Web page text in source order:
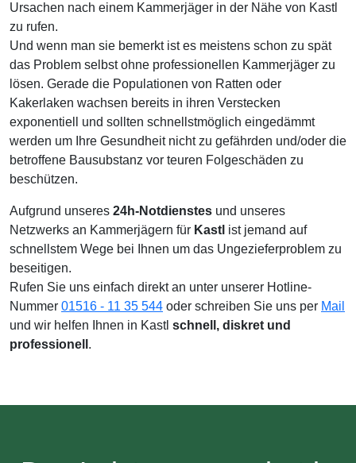
Ursachen nach einem Kammerjäger in der Nähe von Kastl
zu rufen.
Und wenn man sie bemerkt ist es meistens schon zu spät
das Problem selbst ohne professionellen Kammerjäger zu
lösen. Gerade die Populationen von Ratten oder
Kakerlaken wachsen bereits in ihren Verstecken
exponentiell und sollten schnellstmöglich eingedämmt
werden um Ihre Gesundheit nicht zu gefährden und/oder die
betroffene Bausubstanz vor teuren Folgeschäden zu
beschützen.
Aufgrund unseres 24h-Notdienstes und unseres
Netzwerks an Kammerjägern für Kastl ist jemand auf
schnellstem Wege bei Ihnen um das Ungezieferproblem zu
beseitigen.
Rufen Sie uns einfach direkt an unter unserer Hotline-
Nummer 01516 - 11 35 544 oder schreiben Sie uns per Mail
und wir helfen Ihnen in Kastl schnell, diskret und
professionell .